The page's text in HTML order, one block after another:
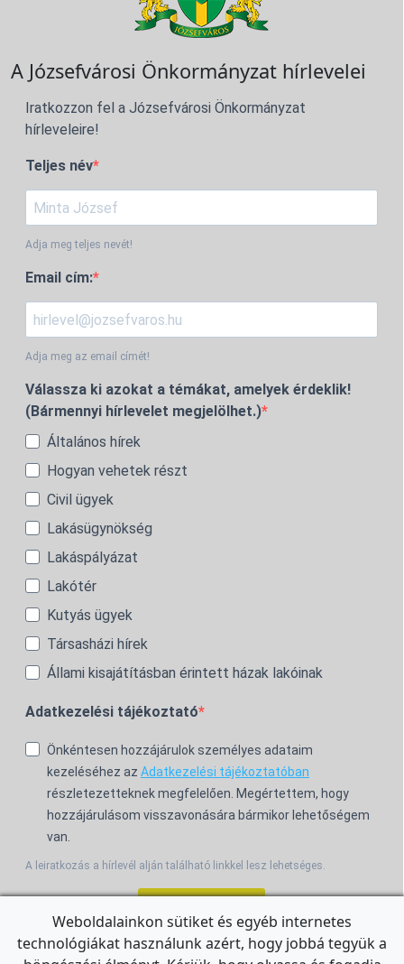
A Józsefvárosi Önkormányzat hírlevelei
Iratkozzon fel a Józsefvárosi Önkormányzat
hírleveleire!
Teljes név
Adja meg teljes nevét!
Email cím:
Adja meg az email címét!
Válassza ki azokat a témákat, amelyek érdeklik!
(Bármennyi hírlevelet megjelölhet.)
Általános hírek
Hogyan vehetek részt
Civil ügyek
Lakásügynökség
Lakáspályázat
Lakótér
Kutyás ügyek
Társasházi hírek
Állami kisajátításban érintett házak lakóinak
Adatkezelési tájékoztató
Önkéntesen hozzájárulok személyes adataim
kezeléséhez az Adatkezelési tájékoztatóban
részletezetteknek megfelelően. Megértettem, hogy
hozzájárulásom visszavonására bármikor lehetőségem
van.
A leiratkozás a hírlevél alján található linkkel lesz lehetséges.
For the English Newsletter, clickHERE.
Weboldalainkon sütiket és egyéb internetes
technológiákat használunk azért, hogy jobbá tegyük a